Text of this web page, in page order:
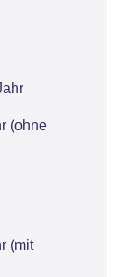
(ohne
(mit